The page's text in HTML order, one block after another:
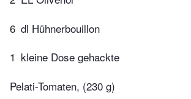
6 dl Hühnerbouillon
1 kleine Dose gehackte
Pelati-Tomaten, (230 g)